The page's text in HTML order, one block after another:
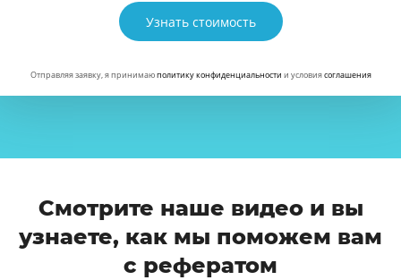
Узнать стоимость
Отправляя заявку, я принимаюполитику конфиденциальности и условиясоглашения
Смотрите наше видео и вы
узнаете, как мы поможем вам
с рефератом